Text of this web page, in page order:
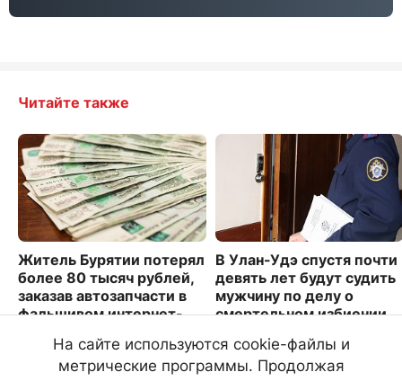
Читайте также
Житель Бурятии потерял
более 80 тысяч рублей,
заказав автозапчасти в
фальшивом интернет-
В Улан-Удэ спустя почти
девять лет будут судить
мужчину по делу о
смертельном избиении
3397
На сайте используются cookie-файлы и
метрические программы. Продолжая